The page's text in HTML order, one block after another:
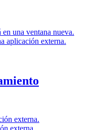
en una ventana nueva.
aplicación externa.
externa.